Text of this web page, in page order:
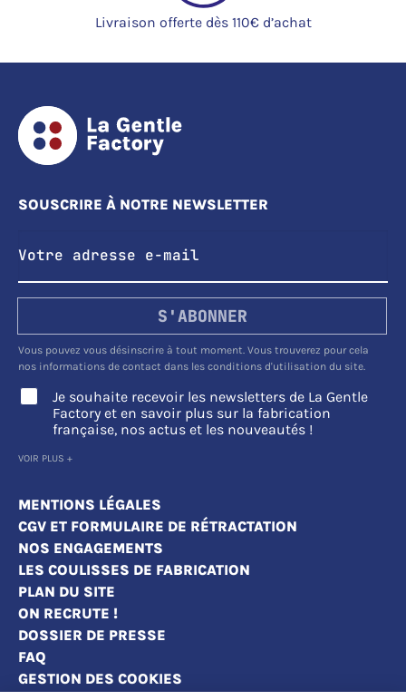
Livraison offerte dès 110€ d’achat
SOUSCRIRE À NOTRE NEWSLETTER
S'ABONNER
Vous pouvez vous désinscrire à tout moment. Vous trouverez pour cela
nos informations de contact dans les conditions d'utilisation du site.
Je souhaite recevoir les newsletters de La Gentle
Factory et en savoir plus sur la fabrication
française, nos actus et les nouveautés !
VOIR PLUS +
MENTIONS LÉGALES
CGV ET FORMULAIRE DE RÉTRACTATION
NOS ENGAGEMENTS
LES COULISSES DE FABRICATION
PLAN DU SITE
ON RECRUTE !
DOSSIER DE PRESSE
FAQ
GESTION DES COOKIES